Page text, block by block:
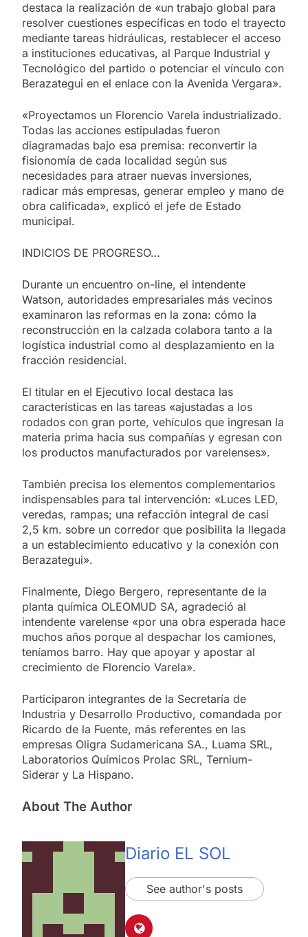
destaca la realización de «un trabajo global para
resolver cuestiones específicas en todo el trayecto
mediante tareas hidráulicas, restablecer el acceso
a instituciones educativas, al Parque Industrial y
Tecnológico del partido o potenciar el vínculo con
Berazategui en el enlace con la Avenida Vergara».
«Proyectamos un Florencio Varela industrializado.
Todas las acciones estipuladas fueron
diagramadas bajo esa premisa: reconvertir la
fisionomía de cada localidad según sus
necesidades para atraer nuevas inversiones,
radicar más empresas, generar empleo y mano de
obra calificada», explicó el jefe de Estado
municipal.
INDICIOS DE PROGRESO…
Durante un encuentro on-line, el intendente
Watson, autoridades empresariales más vecinos
examinaron las reformas en la zona: cómo la
reconstrucción en la calzada colabora tanto a la
logística industrial como al desplazamiento en la
fracción residencial.
El titular en el Ejecutivo local destaca las
características en las tareas «ajustadas a los
rodados con gran porte, vehículos que ingresan la
materia prima hacia sus compañías y egresan con
los productos manufacturados por varelenses».
También precisa los elementos complementarios
indispensables para tal intervención: «Luces LED,
veredas, rampas; una refacción integral de casi
2,5 km. sobre un corredor que posibilita la llegada
a un establecimiento educativo y la conexión con
Berazategui».
Finalmente, Diego Bergero, representante de la
planta química OLEOMUD SA, agradeció al
intendente varelense «por una obra esperada hace
muchos años porque al despachar los camiones,
teníamos barro. Hay que apoyar y apostar al
crecimiento de Florencio Varela».
Participaron integrantes de la Secretaría de
Industria y Desarrollo Productivo, comandada por
Ricardo de la Fuente, más referentes en las
empresas Oligra Sudamericana SA., Luama SRL,
Laboratorios Químicos Prolac SRL, Ternium-
Siderar y La Hispano.
About The Author
Diario EL SOL
See author's posts